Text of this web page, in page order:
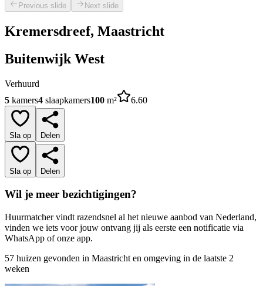
Previous slide Next slide
Kremersdreef, Maastricht
Buitenwijk West
Verhuurd
5 kamers4 slaapkamers100 m² 6.60
Sla op Delen
Sla op Delen
Wil je meer bezichtigingen?
Huurmatcher vindt razendsnel al het nieuwe aanbod van Nederland,
vinden we iets voor jouw ontvang jij als eerste een notificatie via
WhatsApp of onze app.
57 huizen gevonden in Maastricht en omgeving in de laatste 2
weken